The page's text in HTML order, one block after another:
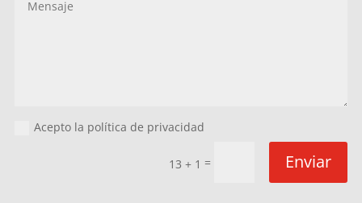
Acepto la política de privacidad
13 + 1 = Enviar